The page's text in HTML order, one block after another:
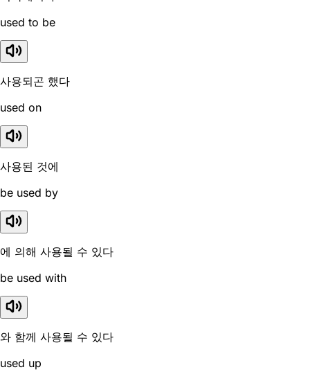
used to be
사용되곤 했다
used on
사용된 것에
be used by
에 의해 사용될 수 있다
be used with
와 함께 사용될 수 있다
used up